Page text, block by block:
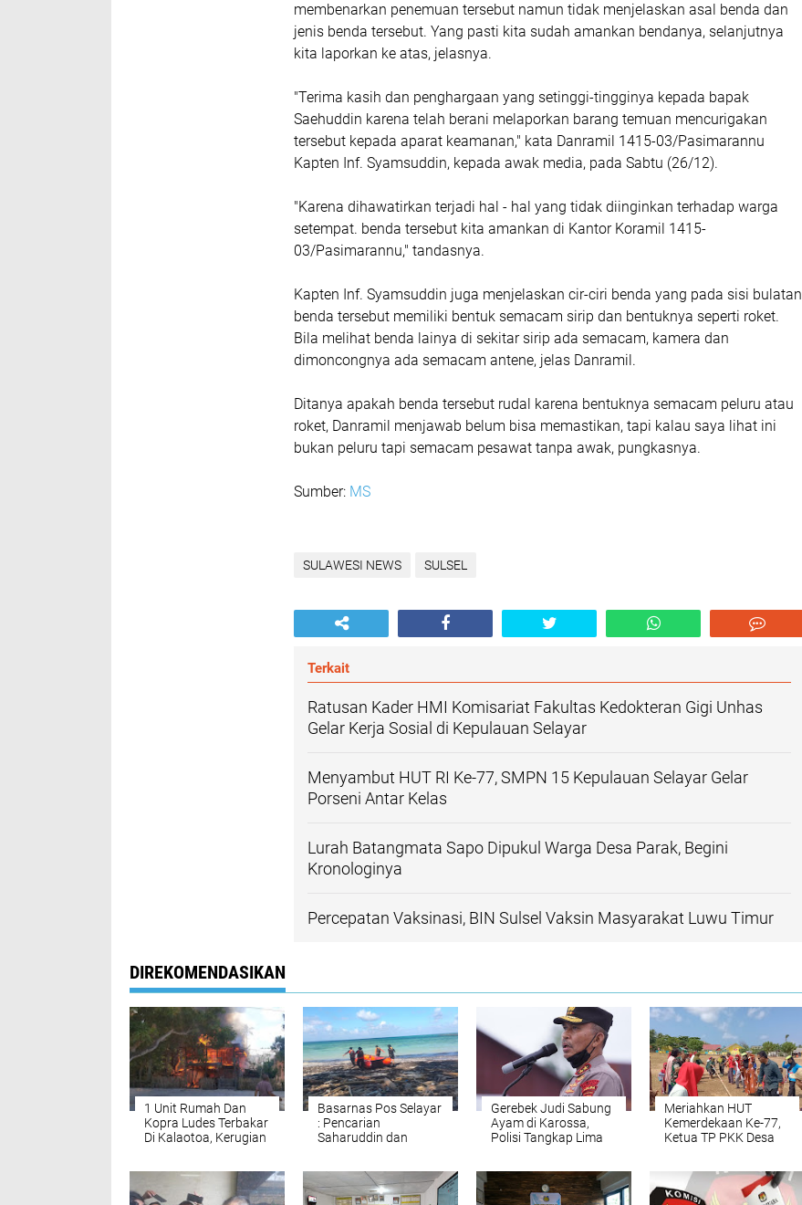
membenarkan penemuan tersebut namun tidak menjelaskan asal benda dan
jenis benda tersebut. Yang pasti kita sudah amankan bendanya, selanjutnya
kita laporkan ke atas, jelasnya.
"Terima kasih dan penghargaan yang setinggi-tingginya kepada bapak
Saehuddin karena telah berani melaporkan barang temuan mencurigakan
tersebut kepada aparat keamanan," kata Danramil 1415-03/Pasimarannu
Kapten Inf. Syamsuddin, kepada awak media, pada Sabtu (26/12).
"Karena dihawatirkan terjadi hal - hal yang tidak diinginkan terhadap warga
setempat. benda tersebut kita amankan di Kantor Koramil 1415-
03/Pasimarannu," tandasnya.
Kapten Inf. Syamsuddin juga menjelaskan cir-ciri benda yang pada sisi bulatan
benda tersebut memiliki bentuk semacam sirip dan bentuknya seperti roket.
Bila melihat benda lainya di sekitar sirip ada semacam, kamera dan
dimoncongnya ada semacam antene, jelas Danramil.
Ditanya apakah benda tersebut rudal karena bentuknya semacam peluru atau
roket, Danramil menjawab belum bisa memastikan, tapi kalau saya lihat ini
bukan peluru tapi semacam pesawat tanpa awak, pungkasnya.
Sumber: MS
SULAWESI NEWS SULSEL
Terkait
Ratusan Kader HMI Komisariat Fakultas Kedokteran Gigi Unhas
Gelar Kerja Sosial di Kepulauan Selayar
Menyambut HUT RI Ke-77, SMPN 15 Kepulauan Selayar Gelar
Porseni Antar Kelas
Lurah Batangmata Sapo Dipukul Warga Desa Parak, Begini
Kronologinya
Percepatan Vaksinasi, BIN Sulsel Vaksin Masyarakat Luwu Timur
DIREKOMENDASIKAN
1 Unit Rumah Dan
Kopra Ludes Terbakar
Di Kalaotoa, Kerugian
Basarnas Pos Selayar
: Pencarian
Saharuddin dan
Gerebek Judi Sabung
Ayam di Karossa,
Polisi Tangkap Lima
Meriahkan HUT
Kemerdekaan Ke-77,
Ketua TP PKK Desa